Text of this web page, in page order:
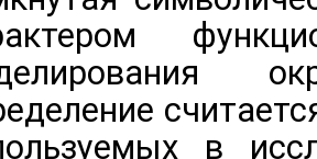
в